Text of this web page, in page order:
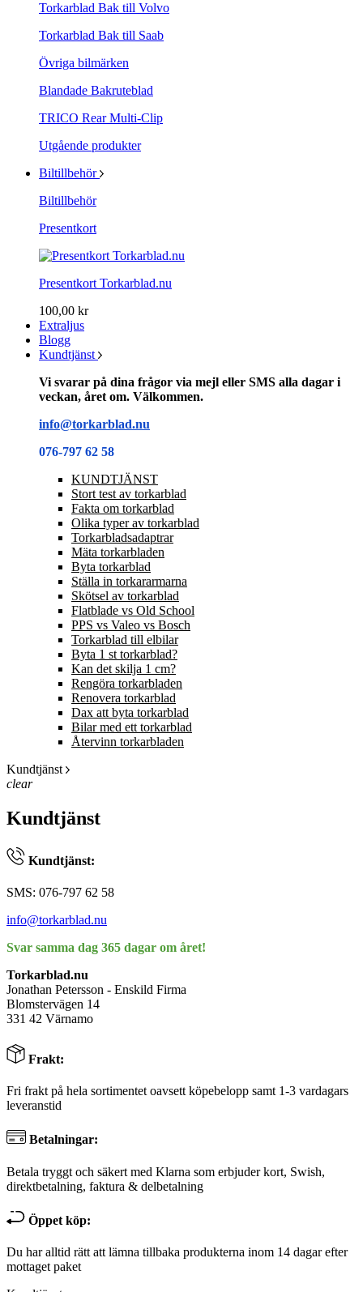
Torkarblad Bak till Volvo
Torkarblad Bak till Saab
Övriga bilmärken
Blandade Bakruteblad
TRICO Rear Multi-Clip
Utgående produkter
Biltillbehör
Biltillbehör
Presentkort
Presentkort Torkarblad.nu
100,00 kr
Extraljus
Blogg
Kundtjänst
Vi svarar på dina frågor via mejl eller SMS alla dagar i
veckan, året om. Välkommen.
info@torkarblad.nu
076-797 62 58
KUNDTJÄNST
Stort test av torkarblad
Fakta om torkarblad
Olika typer av torkarblad
Torkarbladsadaptrar
Mäta torkarbladen
Byta torkarblad
Ställa in torkararmarna
Skötsel av torkarblad
Flatblade vs Old School
PPS vs Valeo vs Bosch
Torkarblad till elbilar
Byta 1 st torkarblad?
Kan det skilja 1 cm?
Rengöra torkarbladen
Renovera torkarblad
Dax att byta torkarblad
Bilar med ett torkarblad
Återvinn torkarbladen
Kundtjänst
clear
Kundtjänst
Kundtjänst:
SMS: 076-797 62 58
info@torkarblad.nu
Svar samma dag 365 dagar om året!
Torkarblad.nu
Jonathan Petersson - Enskild Firma
Blomstervägen 14
331 42 Värnamo
Frakt:
Fri frakt på hela sortimentet oavsett köpebelopp samt 1-3 vardagars
leveranstid
Betalningar:
Betala tryggt och säkert med Klarna som erbjuder kort, Swish,
direktbetalning, faktura & delbetalning
Öppet köp:
Du har alltid rätt att lämna tillbaka produkterna inom 14 dagar efter
mottaget paket